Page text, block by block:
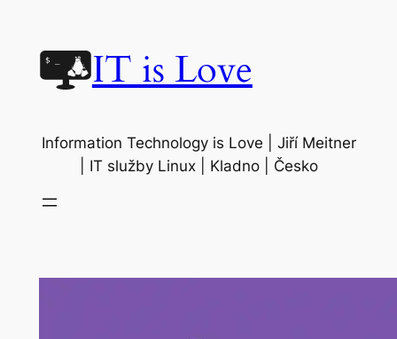
obsah
IT is Love
Information Technology is Love | Jiří Meitner
| IT služby Linux | Kladno | Česko